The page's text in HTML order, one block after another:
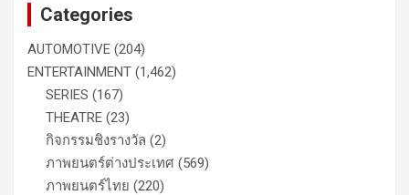
Categories
AUTOMOTIVE (204)
ENTERTAINMENT (1,462)
SERIES (167)
THEATRE (23)
กิจกรรมชิงรางวัล (2)
ภาพยนตร์ต่างประเทศ (569)
ภาพยนตร์ไทย (220)